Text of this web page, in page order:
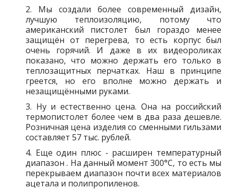
2. Мы создали более современный дизайн,
лучшую теплоизоляцию, потому что
американский пистолет был гораздо менее
защищён от перегрева, то есть корпус был
очень горячий. И даже в их видеороликах
показано, что можно держать его только в
теплозащитных перчатках. Наш в принципе
греется, но его вполне можно держать и
незащищёнными руками.
3. Ну и естественно цена. Она на российский
термопистолет более чем в два раза дешевле.
Розничная цена изделия со сменными гильзами
составляет 57 тыс. рублей.
4. Еще один плюс - расширен температурный
диапазон . На данный момент 300°С, то есть мы
перекрываем диапазон почти всех материалов
ацетала и полипропиленов.